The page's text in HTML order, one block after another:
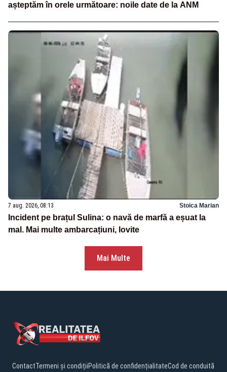
așteptăm în orele următoare: noile date de la ANM
7 aug. 2026, 08:13 Stoica Marian
Incident pe brațul Sulina: o navă de marfă a eșuat la
mal. Mai multe ambarcațiuni, lovite
Mai Multe
ContactTermeni și condițiiPolitică de confidențialitateCod de conduită